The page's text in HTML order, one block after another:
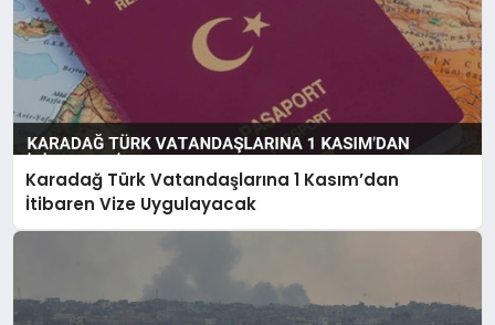
Karadağ Türk Vatandaşlarına 1 Kasım’dan
İtibaren Vize Uygulayacak